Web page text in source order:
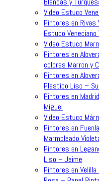
Video Estuco
Pintores en Rivas
Estuco Veneciano
Video Estuco
Pintores en
colores Marron y
Pintores en
Plastico Liso –
Pintores en
Miguel
Video Estuco
Pintores en
Marmoleado
Pintores en
Liso – Jaime
Pintores en